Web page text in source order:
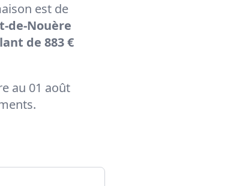
est de
de-Nouère
de 883 €
au 01 août